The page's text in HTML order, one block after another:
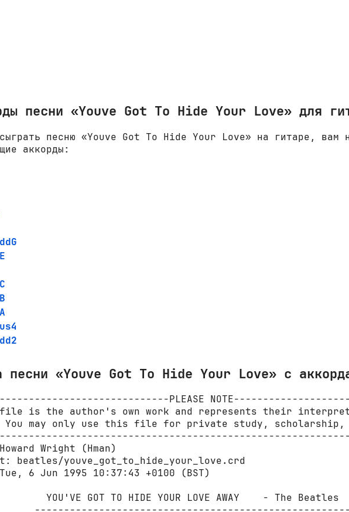
песни «Youve Got To Hide Your Love» для
песню «Youve Got To Hide Your Love» на гитаре, вам
аккорды:
песни «Youve Got To Hide Your Love» с
PLEASE
is the author's own work and represents their
You may only use this file for private study, scholarship,
Wright (Hman)
beatles/youve_got_to_hide_your_love.crd
6 Jun 1995 10:37:43 +0100 (BST)
YOU'VE GOT TO HIDE YOUR LOVE AWAY    - The Beatles